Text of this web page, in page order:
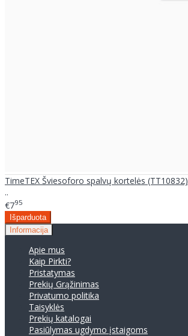
TimeTEX Šviesoforo spalvų kortelės (TT10832)
..
€795
Informacija
Apie mus
Kaip Pirkti?
Pristatymas
Prekių Grąžinimas
Privatumo politika
Taisyklės
Prekių katalogai
Pasiūlymas ugdymo įstaigoms